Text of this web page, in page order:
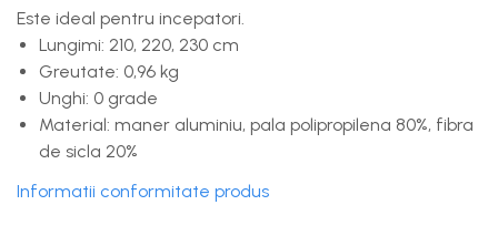
Este ideal pentru incepatori.
Lungimi: 210, 220, 230 cm
Greutate: 0,96 kg
Unghi: 0 grade
Material: maner aluminiu, pala polipropilena 80%, fibra
de sicla 20%
Informatii conformitate produs